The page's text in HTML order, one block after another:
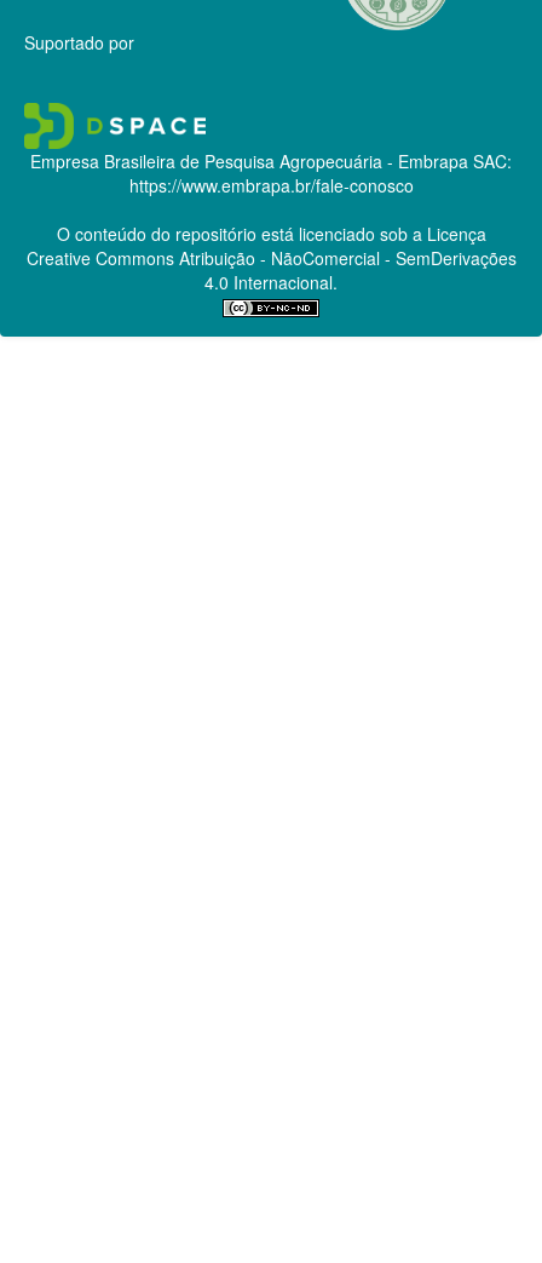
Suportado por
Empresa Brasileira de Pesquisa Agropecuária - Embrapa SAC:
https://www.embrapa.br/fale-conosco
O conteúdo do repositório está licenciado sob a Licença
Creative CommonsAtribuição - NãoComercial - SemDerivações
4.0 Internacional.